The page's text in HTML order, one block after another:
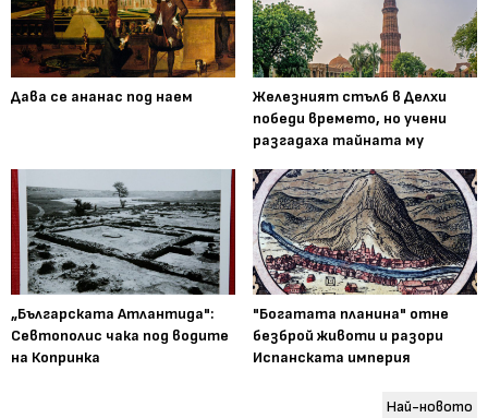
Дава се ананас под наем
Железният стълб в Делхи
победи времето, но учени
разгадаха тайната му
„Българската Атлантида":
Севтополис чака под водите
на Копринка
"Богатата планина" отне
безброй животи и разори
Испанската империя
Най-новото